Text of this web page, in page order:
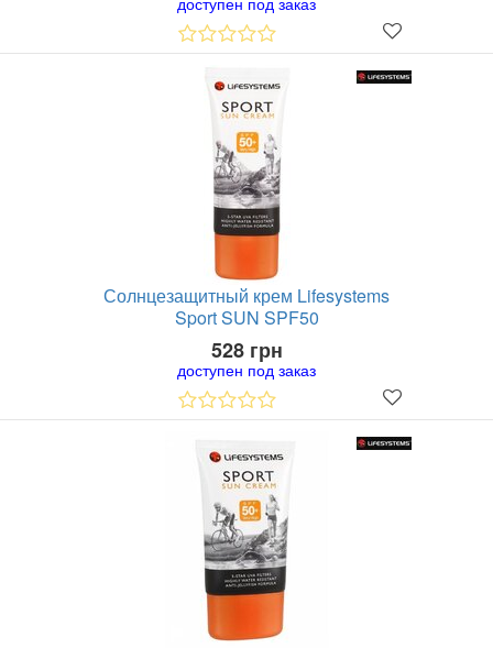
Солнцезащитный крем Lifesystems
Sport SUN SPF50
528 грн
доступен под заказ